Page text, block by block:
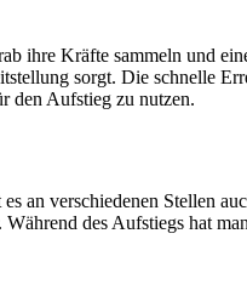
ihre Kräfte sammeln und
sorgt. Die schnelle
den Aufstieg zu nutzen.
verschiedenen Stellen
des Aufstiegs hat